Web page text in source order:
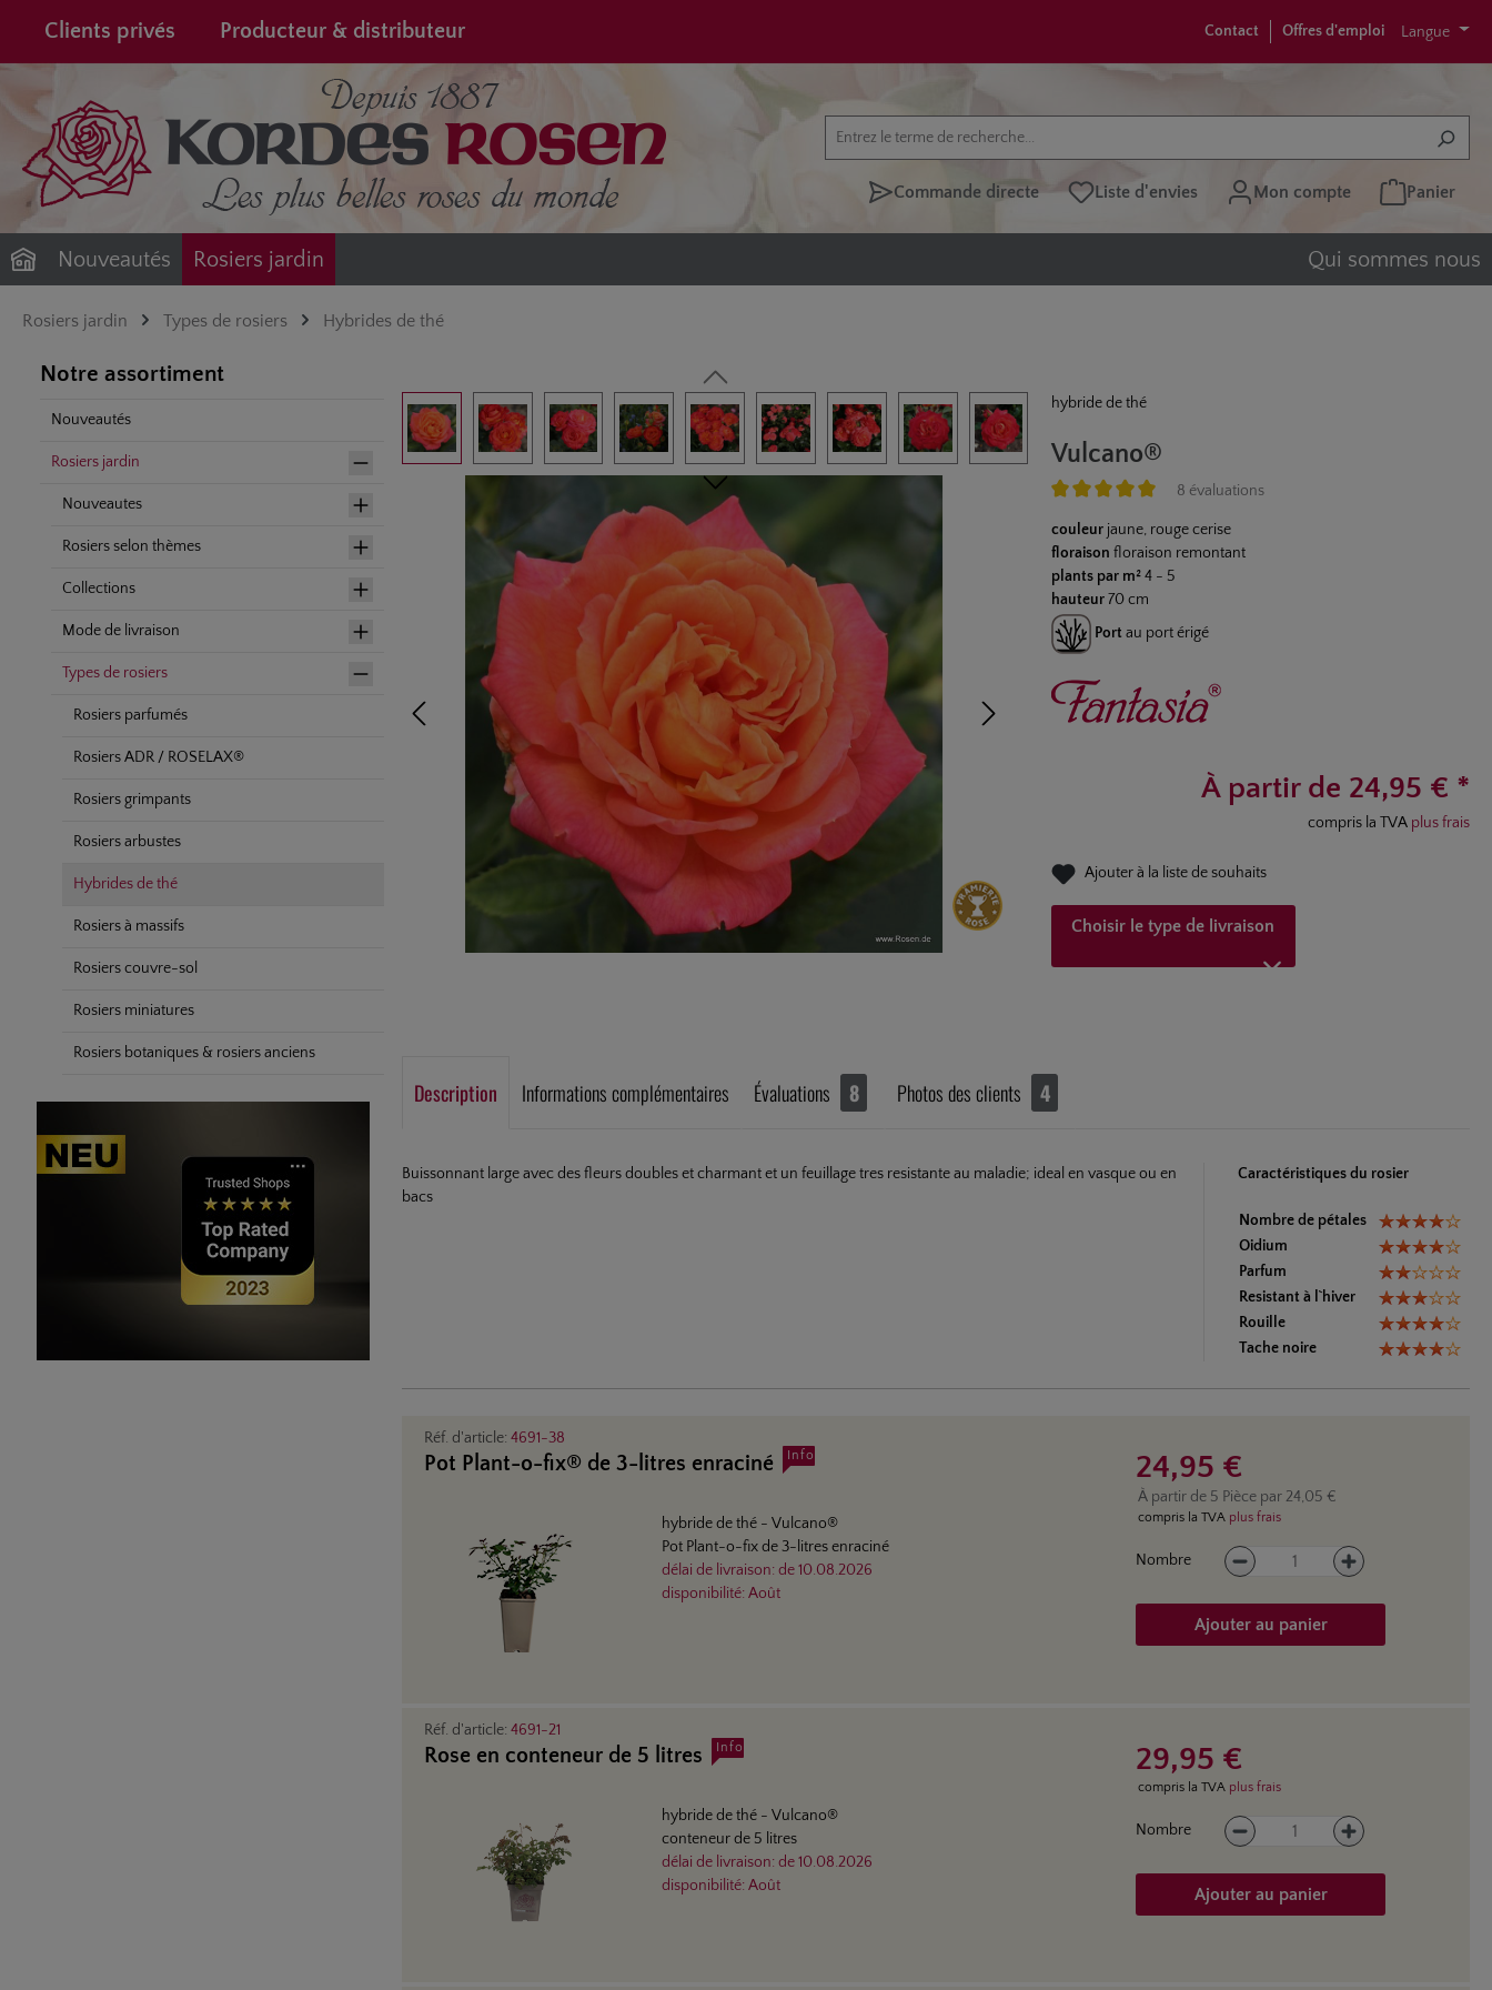
Passer à la navigation principale
Clients privés Producteur & distributeur Contact Offres d'emploi Langue
Commande directe Liste d'envies Mon compte Panier
Nouveautés Rosiers jardin Qui sommes nous
Rosiers jardin Types de rosiers Hybrides de thé
Notre assortiment
Nouveautés
Rosiers jardin
Nouveautes
Rosiers selon thèmes
Collections
Mode de livraison
Types de rosiers
Rosiers parfumés
Rosiers ADR / ROSELAX®
Rosiers grimpants
Rosiers arbustes
Hybrides de thé
Rosiers à massifs
Rosiers couvre-sol
Rosiers miniatures
Rosiers botaniques & rosiers anciens
Ignorer la galerie d'images hybride de thé
Vulcano®
8 évaluations
couleur jaune, rouge cerise
floraison floraison remontant
plants par m² 4 - 5
hauteur 70 cm
Port au port érigé
À partir de 24,95 € *
compris la TVA plus frais
Ajouter à la liste de souhaits
Choisir le type de livraison
Description Informations complémentaires Évaluations 8 Photos des clients 4
Buissonnant large avec des fleurs doubles et charmant et un feuillage tres resistante au maladie; ideal en vasque ou en
bacs
Caractéristiques du rosier
Nombre de pétales
Oidium
Parfum
Resistant à l`hiver
Rouille
Tache noire
Réf. d'article: 4691-38
Pot Plant-o-fix® de 3-litres enraciné Info
hybride de thé - Vulcano®
Pot Plant-o-fix de 3-litres enraciné
délai de livraison:de10.08.2026
disponibilité: Août
24,95 €
À partir de 5 Pièce par 24,05 €
compris la TVA plus frais
Quantité de produit : Entrez
Nombre
Ajouter au panier
Réf. d'article: 4691-21
Rose en conteneur de 5 litres Info
hybride de thé - Vulcano®
conteneur de 5 litres
délai de livraison:de10.08.2026
disponibilité: Août
29,95 €
compris la TVA plus frais
Quantité de produit : Entrez
Nombre
Ajouter au panier